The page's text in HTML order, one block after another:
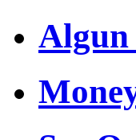
Algun